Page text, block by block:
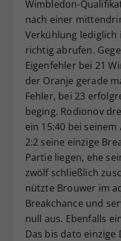
Wimbledon-
nach einer
Verkühlung lediglich
richtig abrufen.
Eigenfehler bei 21
der Oranje gerade
Fehler, bei 23
beging. Rodionov
ein 15:40 bei
2:2 seine einzige
Partie liegen, ehe
zwölf schließlich
nützte Brouwer im
Breakchance und
null aus. Ebenfalls
Das bis dato